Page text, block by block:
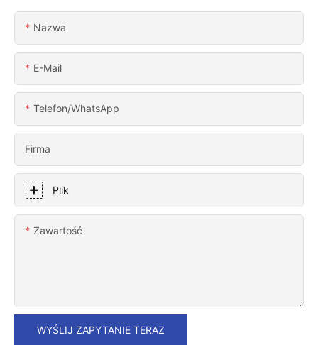
Nazwa
E-Mail
Telefon/WhatsApp
Firma
Plik
Zawartość
WYŚLIJ ZAPYTANIE TERAZ